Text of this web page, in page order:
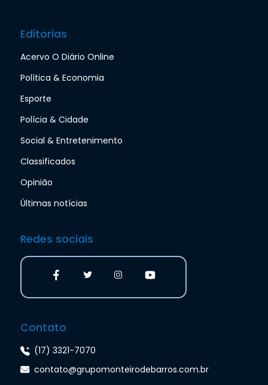
Editorias
Acervo O Diário Online
Política & Economia
Esporte
Polícia & Cidade
Social & Entretenimento
Classificados
Opinião
Últimas notícias
Redes sociais
Contato
(17) 3321-7070
contato@grupomonteirodebarros.com.br